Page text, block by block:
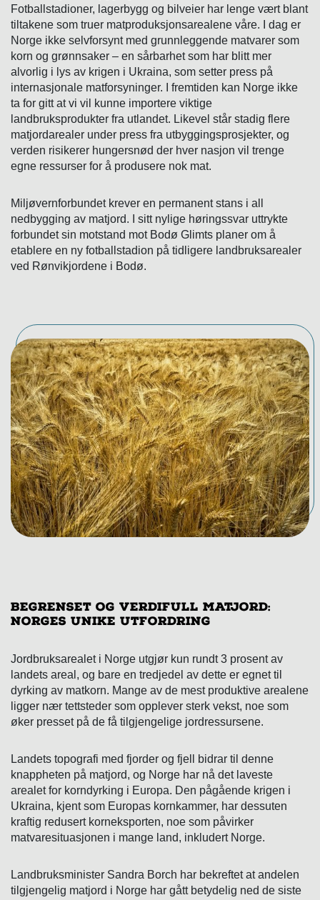
Fotballstadioner, lagerbygg og bilveier har lenge vært blant
tiltakene som truer matproduksjonsarealene våre. I dag er
Norge ikke selvforsynt med grunnleggende matvarer som
korn og grønnsaker – en sårbarhet som har blitt mer
alvorlig i lys av krigen i Ukraina, som setter press på
internasjonale matforsyninger. I fremtiden kan Norge ikke
ta for gitt at vi vil kunne importere viktige
landbruksprodukter fra utlandet. Likevel står stadig flere
matjordarealer under press fra utbyggingsprosjekter, og
verden risikerer hungersnød der hver nasjon vil trenge
egne ressurser for å produsere nok mat.
Miljøvernforbundet krever en permanent stans i all
nedbygging av matjord. I sitt nylige høringssvar uttrykte
forbundet sin motstand mot Bodø Glimts planer om å
etablere en ny fotballstadion på tidligere landbruksarealer
ved Rønvikjordene i Bodø.
Begrenset og verdifull matjord:
Norges unike utfordring
Jordbruksarealet i Norge utgjør kun rundt 3 prosent av
landets areal, og bare en tredjedel av dette er egnet til
dyrking av matkorn. Mange av de mest produktive arealene
ligger nær tettsteder som opplever sterk vekst, noe som
øker presset på de få tilgjengelige jordressursene.
Landets topografi med fjorder og fjell bidrar til denne
knappheten på matjord, og Norge har nå det laveste
arealet for korndyrking i Europa. Den pågående krigen i
Ukraina, kjent som Europas kornkammer, har dessuten
kraftig redusert korneksporten, noe som påvirker
matvaresituasjonen i mange land, inkludert Norge.
Landbruksminister Sandra Borch har bekreftet at andelen
tilgjengelig matjord i Norge har gått betydelig ned de siste